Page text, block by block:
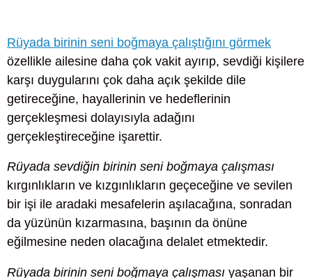
Rüyada birinin seni boğmaya çalıştığını görmek
özellikle ailesine daha çok vakit ayırıp, sevdiği kişilere
karşı duygularını çok daha açık şekilde dile
getireceğine, hayallerinin ve hedeflerinin
gerçekleşmesi dolayısıyla adağını
gerçekleştireceğine işarettir.
Rüyada sevdiğin birinin seni boğmaya çalışması
kırgınlıkların ve kızgınlıkların geçeceğine ve sevilen
bir işi ile aradaki mesafelerin aşılacağına, sonradan
da yüzünün kızarmasına, başının da önüne
eğilmesine neden olacağına delalet etmektedir.
Rüyada birinin seni boğmaya çalışması yaşanan bir